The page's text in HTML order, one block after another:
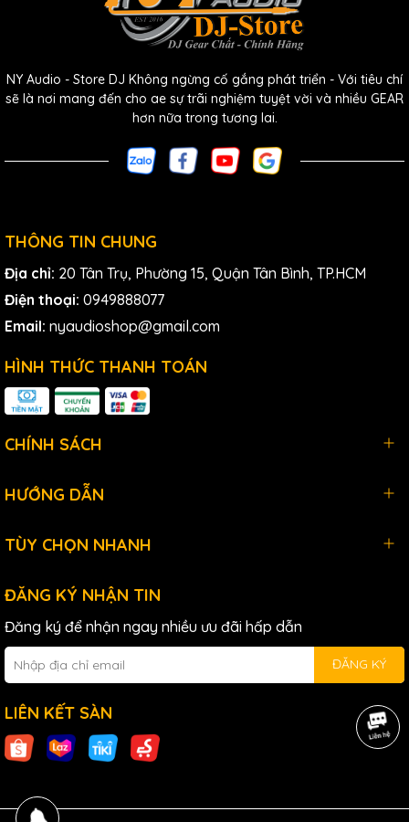
NY Audio - Store DJ Không ngừng cố gắng phát triển - Với tiêu chí
sẽ là nơi mang đến cho ae sự trãi nghiệm tuyệt vời và nhiều GEAR
hơn nữa trong tương lai.
THÔNG TIN CHUNG
Địa chỉ: 20 Tân Trụ, Phường 15, Quận Tân Bình, TP.HCM
Điện thoại: 0949888077
Email: nyaudioshop@gmail.com
HÌNH THỨC THANH TOÁN
CHÍNH SÁCH
HƯỚNG DẪN
TÙY CHỌN NHANH
ĐĂNG KÝ NHẬN TIN
Đăng ký để nhận ngay nhiều ưu đãi hấp dẫn
ĐĂNG KÝ
LIÊN KẾT SÀN